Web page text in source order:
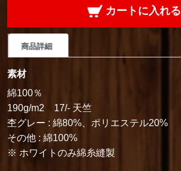
カートに入れる
商品詳細
素材
綿100％
190g/m2 17/- 天竺
杢グレー : 綿80%、ポリエステル20%
その他 : 綿100%
※ ホワイトのみ綿糸縫製